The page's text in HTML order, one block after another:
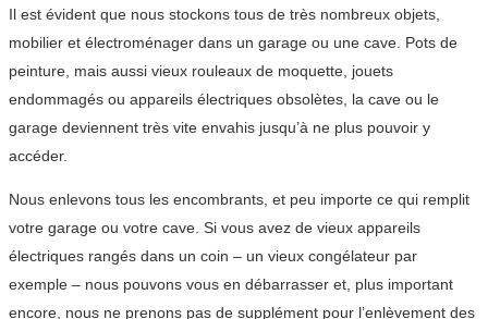
Il est évident que nous stockons tous de très nombreux objets,
mobilier et électroménager dans un garage ou une cave. Pots de
peinture, mais aussi vieux rouleaux de moquette, jouets
endommagés ou appareils électriques obsolètes, la cave ou le
garage deviennent très vite envahis jusqu’à ne plus pouvoir y
accéder.
Nous enlevons tous les encombrants, et peu importe ce qui remplit
votre garage ou votre cave. Si vous avez de vieux appareils
électriques rangés dans un coin – un vieux congélateur par
exemple – nous pouvons vous en débarrasser et, plus important
encore, nous ne prenons pas de supplément pour l’enlèvement des